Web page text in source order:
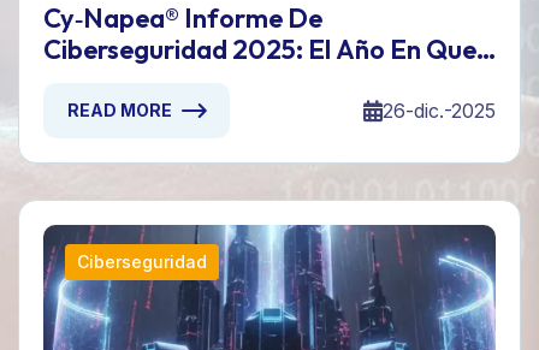
Cy‑Napea® Informe De
Ciberseguridad 2025: El Año En Que
Rubicón De La IA
READ MORE 26-dic.-2025
Ciberseguridad